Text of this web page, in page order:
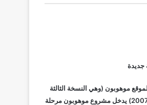
موهوبون (وهي النسخة الثالثة
منذ انشاء الموقع في العام 2007) يدخل مشروع موهوبون مرحلة